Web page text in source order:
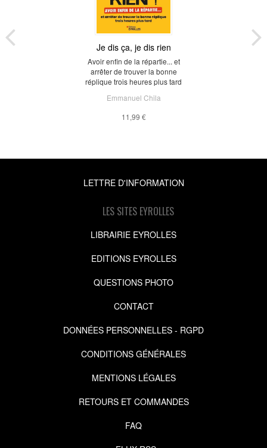
Je dis ça, je dis rien
Avoir enfin de la répartie... et
arrêter de trouver la bonne
réplique trois heures plus tard
Emmanuel Chila
11,99 €
LETTRE D'INFORMATION
LES SITES EYROLLES
LIBRAIRIE EYROLLES
EDITIONS EYROLLES
QUESTIONS PHOTO
CONTACT
DONNÉES PERSONNELLES - RGPD
CONDITIONS GÉNÉRALES
MENTIONS LÉGALES
RETOURS ET COMMANDES
FAQ